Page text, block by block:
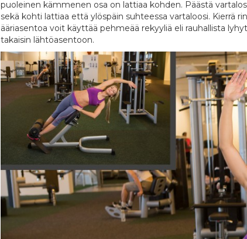
puoleinen kämmenen osa on lattiaa kohden. Päästä
sekä kohti lattiaa että ylöspäin suhteessa vartaloosi. Kierrä
ääriasentoa voit käyttää pehmeää rekyyliä eli rauhallista
takaisin lähtöasentoon.